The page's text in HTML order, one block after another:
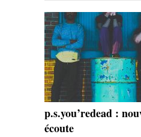
p.s.you’redead :
écoute